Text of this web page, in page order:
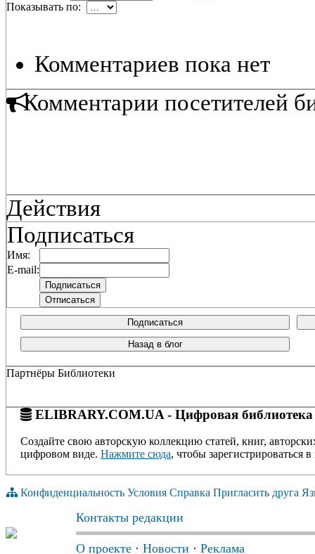
Показывать по:
Комментариев пока нет
Комментарии посетителей
Действия
Подписаться
Имя:
E-mail:
Подписаться
Назад в блог
Партнёры Библиотеки
ELIBRARY.COM.UA - Цифровая библиотека
Создайте свою авторскую коллекцию статей, книг,
цифровом виде. Нажмите сюда, чтобы зарегистрироваться в
Конфиденциальность Условия Справка Пригласить друга
Контакты редакции
О проекте · Новости · Реклама